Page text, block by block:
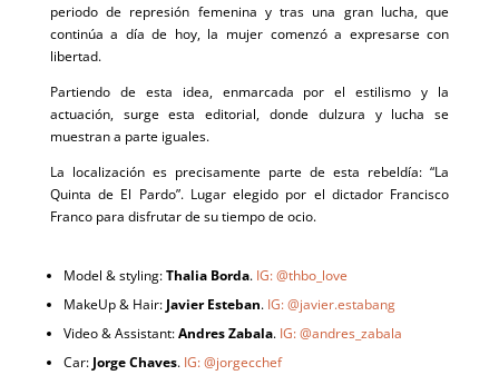
periodo de represión femenina y tras una gran lucha, que
continúa a día de hoy, la mujer comenzó a expresarse con
libertad.
Partiendo de esta idea, enmarcada por el estilismo y la
actuación, surge esta editorial, donde dulzura y lucha se
muestran a parte iguales.
La localización es precisamente parte de esta rebeldía: “La
Quinta de El Pardo”. Lugar elegido por el dictador Francisco
Franco para disfrutar de su tiempo de ocio.
Model & styling:Thalia Borda.IG:@thbo_love
MakeUp & Hair: Javier Esteban.IG:@javier.estabang
Video & Assistant:Andres Zabala.IG:@andres_zabala
Car: Jorge Chaves.IG:@jorgecchef